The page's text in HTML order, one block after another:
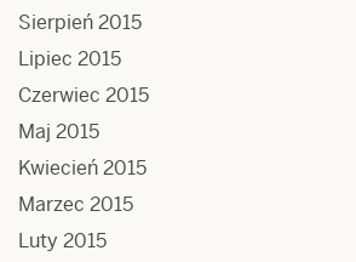
Sierpień 2015
Lipiec 2015
Czerwiec 2015
Maj 2015
Kwiecień 2015
Marzec 2015
Luty 2015